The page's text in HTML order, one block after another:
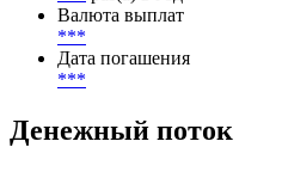
Валюта выплат
***
Дата погашения
***
Денежный поток